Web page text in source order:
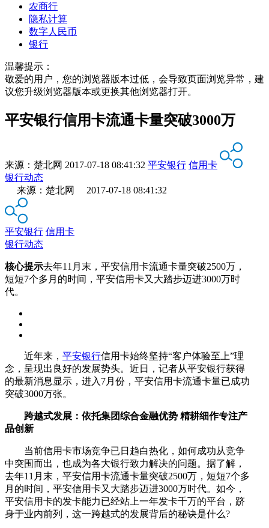
农商行
隐私计算
数字人民币
银行
温馨提示：
敬爱的用户，您的浏览器版本过低，会导致页面浏览异常，建
议您升级浏览器版本或更换其他浏览器打开。
平安银行信用卡流通卡量突破3000万
来源： 楚北网 2017-07-18 08:41:32 平安银行 信用卡
银行动态
来源：楚北网 2017-07-18 08:41:32
平安银行 信用卡
银行动态
核心提示去年11月末，平安信用卡流通卡量突破2500万，
短短7个多月的时间，平安信用卡又大踏步迈进3000万时
代。
近年来， 平安银行信用卡始终坚持“客户体验至上”理
念，呈现出良好的发展势头。近日，记者从平安银行获得
的最新消息显示，进入7月份，平安信用卡流通卡量已成功
突破3000万张。
跨越式发展：依托集团综合金融优势 精耕细作专注产
品创新
当前信用卡市场竞争已日趋白热化，如何成功从竞争
中突围而出，也成为各大银行致力解决的问题。据了解，
去年11月末，平安信用卡流通卡量突破2500万，短短7个多
月的时间，平安信用卡又大踏步迈进3000万时代。如今，
平安信用卡的发卡能力已经站上一年发卡千万的平台，跻
身于业内前列，这一跨越式的发展背后的秘诀是什么?